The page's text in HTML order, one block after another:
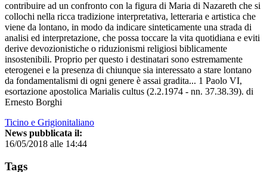
contribuire ad un confronto con la figura di Maria di Nazareth che si
collochi nella ricca tradizione interpretativa, letteraria e artistica che
viene da lontano, in modo da indicare sinteticamente una strada di
analisi ed interpretazione, che possa toccare la vita quotidiana e eviti
derive devozionistiche o riduzionismi religiosi biblicamente
insostenibili. Proprio per questo i destinatari sono estremamente
eterogenei e la presenza di chiunque sia interessato a stare lontano
da fondamentalismi di ogni genere è assai gradita... 1 Paolo VI,
esortazione apostolica Marialis cultus (2.2.1974 - nn. 37.38.39). di
Ernesto Borghi
Ticino e Grigionitaliano
News pubblicata il:
16/05/2018 alle 14:44
Tags